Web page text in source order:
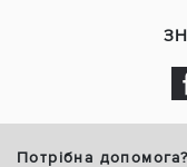
Потрібна допомога?